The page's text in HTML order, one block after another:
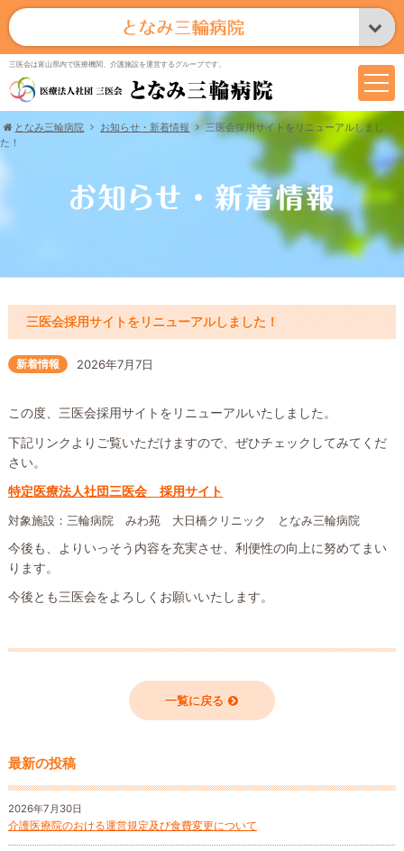
三医会は富山県内で医療機関、介護施設を運営するグループです。
となみ三輪病院 お知らせ・新着情報
三医会採用サイトをリニューアルしまし
た！
三医会採用サイトをリニューアルしました！
新着情報 2026年7月7日
この度、三医会採用サイトをリニューアルいたしました。
下記リンクよりご覧いただけますので、ぜひチェックしてみてくだ
さい。
特定医療法人社団三医会 採用サイト
対象施設：三輪病院 みわ苑 大日橋クリニック となみ三輪病院
今後も、よりいっそう内容を充実させ、利便性の向上に努めてまい
ります。
今後とも三医会をよろしくお願いいたします。
一覧に戻る
最新の投稿
2026年7月30日
介護医療院のおける運営規定及び食費変更について